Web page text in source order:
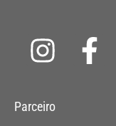
I
s
F
a
Parceiro